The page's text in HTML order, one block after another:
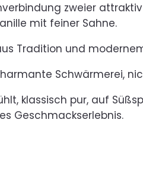
zweier
mit feiner Sahne.
Tradition und
Schwärmerei,
klassisch pur, auf
Geschmackserlebnis.